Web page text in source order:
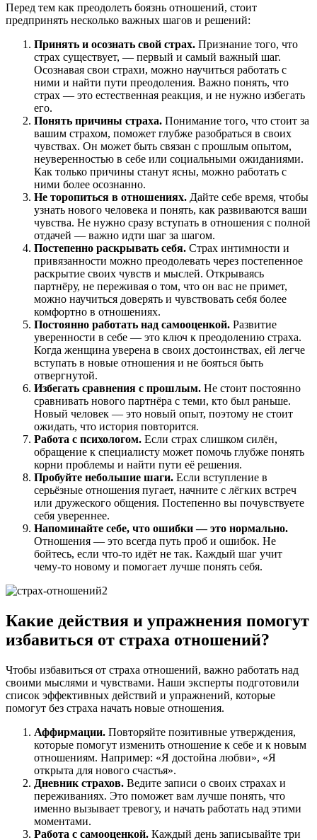
Перед тем как преодолеть боязнь отношений, стоит
предпринять несколько важных шагов и решений:
Принять и осознать свой страх. Признание того, что
страх существует, — первый и самый важный шаг.
Осознавая свои страхи, можно научиться работать с
ними и найти пути преодоления. Важно понять, что
страх — это естественная реакция, и не нужно избегать
его.
Понять причины страха. Понимание того, что стоит за
вашим страхом, поможет глубже разобраться в своих
чувствах. Он может быть связан с прошлым опытом,
неуверенностью в себе или социальными ожиданиями.
Как только причины станут ясны, можно работать с
ними более осознанно.
Не торопиться в отношениях. Дайте себе время, чтобы
узнать нового человека и понять, как развиваются ваши
чувства. Не нужно сразу вступать в отношения с полной
отдачей — важно идти шаг за шагом.
Постепенно раскрывать себя. Страх интимности и
привязанности можно преодолевать через постепенное
раскрытие своих чувств и мыслей. Открываясь
партнёру, не переживая о том, что он вас не примет,
можно научиться доверять и чувствовать себя более
комфортно в отношениях.
Постоянно работать над самооценкой. Развитие
уверенности в себе — это ключ к преодолению страха.
Когда женщина уверена в своих достоинствах, ей легче
вступать в новые отношения и не бояться быть
отвергнутой.
Избегать сравнения с прошлым. Не стоит постоянно
сравнивать нового партнёра с теми, кто был раньше.
Новый человек — это новый опыт, поэтому не стоит
ожидать, что история повторится.
Работа с психологом. Если страх слишком силён,
обращение к специалисту может помочь глубже понять
корни проблемы и найти пути её решения.
Пробуйте небольшие шаги. Если вступление в
серьёзные отношения пугает, начните с лёгких встреч
или дружеского общения. Постепенно вы почувствуете
себя увереннее.
Напоминайте себе, что ошибки — это нормально.
Отношения — это всегда путь проб и ошибок. Не
бойтесь, если что-то идёт не так. Каждый шаг учит
чему-то новому и помогает лучше понять себя.
Какие действия и упражнения помогут
избавиться от страха отношений?
Чтобы избавиться от страха отношений, важно работать над
своими мыслями и чувствами. Наши эксперты подготовили
список эффективных действий и упражнений, которые
помогут без страха начать новые отношения.
Аффирмации. Повторяйте позитивные утверждения,
которые помогут изменить отношение к себе и к новым
отношениям. Например: «Я достойна любви», «Я
открыта для нового счастья».
Дневник страхов. Ведите записи о своих страхах и
переживаниях. Это поможет вам лучше понять, что
именно вызывает тревогу, и начать работать над этими
моментами.
Работа с самооценкой. Каждый день записывайте три